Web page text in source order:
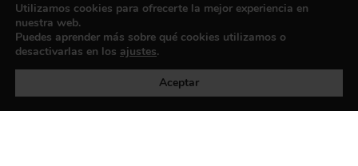
Política de privacidad
Utilizamos cookies para ofrecerte la mejor experiencia en
nuestra web.
Puedes aprender más sobre qué cookies utilizamos o
desactivarlas en los ajustes.
Aceptar